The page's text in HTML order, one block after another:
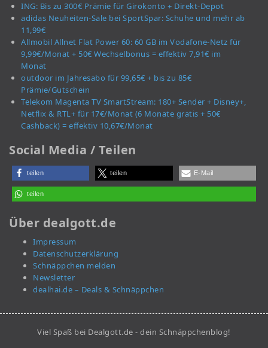
ING: Bis zu 300€ Prämie für Girokonto + Direkt-Depot
adidas Neuheiten-Sale bei SportSpar: Schuhe und mehr ab
11,99€
Allmobil Allnet Flat Power 60: 60 GB im Vodafone-Netz für
9,99€/Monat + 50€ Wechselbonus = effektiv 7,91€ im
Monat
outdoor im Jahresabo für 99,65€ + bis zu 85€
Prämie/Gutschein
Telekom Magenta TV SmartStream: 180+ Sender + Disney+,
Netflix & RTL+ für 17€/Monat (6 Monate gratis + 50€
Cashback) = effektiv 10,67€/Monat
Social Media / Teilen
teilen teilen E-Mail
teilen
Über dealgott.de
Impressum
Datenschutzerklärung
Schnäppchen melden
Newsletter
dealhai.de – Deals & Schnäppchen
Viel Spaß bei Dealgott.de - dein Schnäppchenblog!